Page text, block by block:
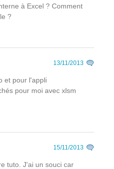
à Excel ? Comment
?
13/11/2013
et pour l'appli
pour moi avec xlsm
15/11/2013
tuto. J'ai un souci car